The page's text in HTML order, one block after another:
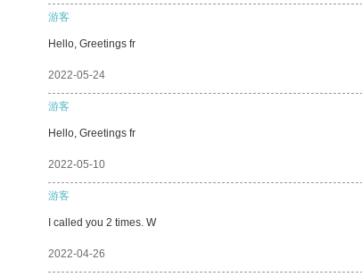
游客
Hello, Greetings fr
2022-05-24
游客
Hello, Greetings fr
2022-05-10
游客
I called you 2 times. W
2022-04-26